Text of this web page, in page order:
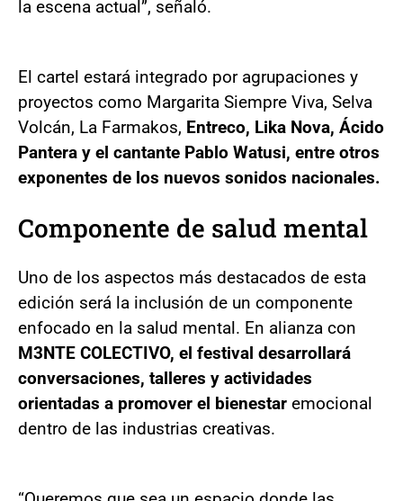
la escena actual”, señaló.
El cartel estará integrado por agrupaciones y
proyectos como Margarita Siempre Viva, Selva
Volcán, La Farmakos, Entreco, Lika Nova, Ácido
Pantera y el cantante Pablo Watusi, entre otros
exponentes de los nuevos sonidos nacionales.
Componente de salud mental
Uno de los aspectos más destacados de esta
edición será la inclusión de un componente
enfocado en la salud mental. En alianza con
M3NTE COLECTIVO, el festival desarrollará
conversaciones, talleres y actividades
orientadas a promover el bienestar emocional
dentro de las industrias creativas.